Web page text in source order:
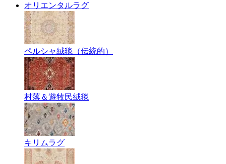
オリエンタルラグ
ペルシャ絨毯（伝統的）
村落＆遊牧民絨毯
キリムラグ